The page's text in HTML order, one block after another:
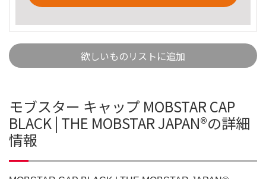
欲しいものリストに追加
モブスター キャップ MOBSTAR CAP
BLACK | THE MOBSTAR JAPAN®️の詳細
情報